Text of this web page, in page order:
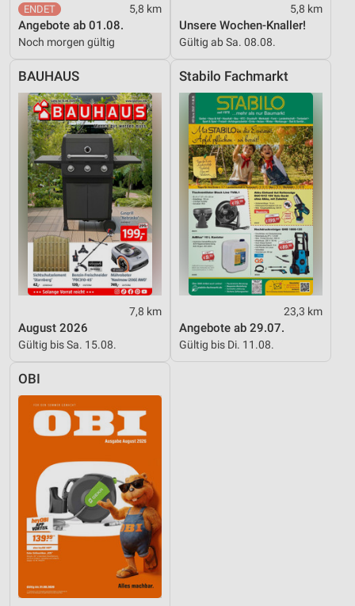
5,8 km
Angebote ab 01.08.
Noch morgen gültig
5,8 km
Unsere Wochen-Knaller!
Gültig ab Sa. 08.08.
BAUHAUS
7,8 km
August 2026
Gültig bis Sa. 15.08.
Stabilo Fachmarkt
23,3 km
Angebote ab 29.07.
Gültig bis Di. 11.08.
OBI